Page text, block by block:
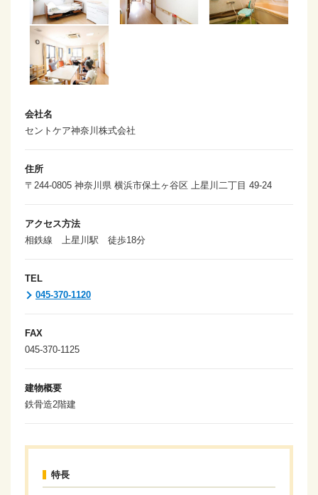
会社名
セントケア神奈川株式会社
住所
〒244-0805 神奈川県 横浜市保土ヶ谷区 上星川二丁目 49-24
アクセス方法
相鉄線 上星川駅 徒歩18分
TEL
045-370-1120
FAX
045-370-1125
建物概要
鉄骨造2階建
特長